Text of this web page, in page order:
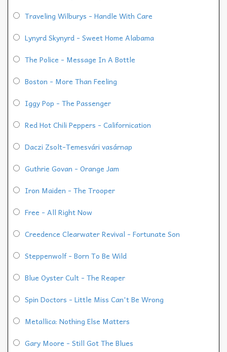
Traveling Wilburys - Handle With Care
Lynyrd Skynyrd - Sweet Home Alabama
The Police - Message In A Bottle
Boston - More Than Feeling
Iggy Pop - The Passenger
Red Hot Chili Peppers - Californication
Daczi Zsolt-Temesvári vasárnap
Guthrie Govan - Orange Jam
Iron Maiden - The Trooper
Free - All Right Now
Creedence Clearwater Revival - Fortunate Son
Steppenwolf - Born To Be Wild
Blue Oyster Cult - The Reaper
Spin Doctors - Little Miss Can't Be Wrong
Metallica: Nothing Else Matters
Gary Moore - Still Got The Blues